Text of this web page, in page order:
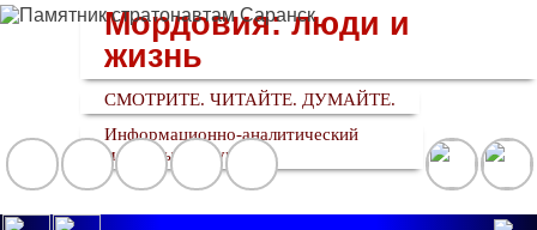
Мордовия: люди и
жизнь
СМОТРИТЕ. ЧИТАЙТЕ. ДУМАЙТЕ.
Информационно-аналитический
медийный ресурс